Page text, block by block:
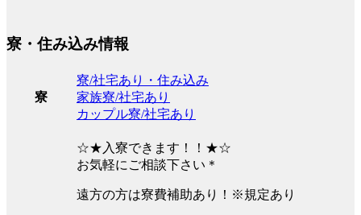
寮・住み込み情報
寮
寮/社宅あり・住み込み
家族寮/社宅あり
カップル寮/社宅あり
☆★入寮できます！！★☆
お気軽にご相談下さい＊
遠方の方は寮費補助あり！※規定あり